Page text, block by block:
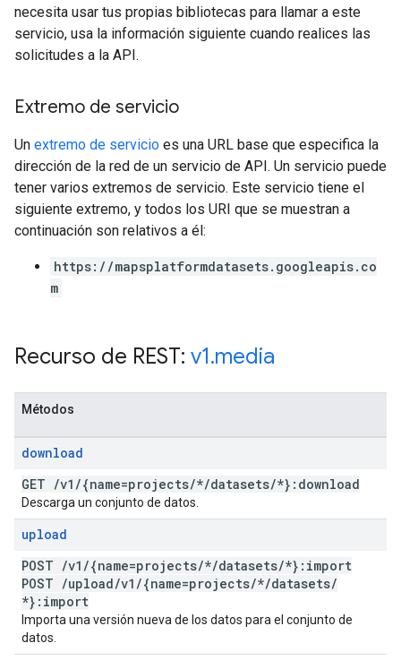
necesita usar tus propias bibliotecas para llamar a este
servicio, usa la información siguiente cuando realices las
solicitudes a la API.
Extremo de servicio
Un extremo de servicio es una URL base que especifica la
dirección de la red de un servicio de API. Un servicio puede
tener varios extremos de servicio. Este servicio tiene el
siguiente extremo, y todos los URI que se muestran a
continuación son relativos a él:
https://mapsplatformdatasets.googleapis.co
m
Recurso de REST: v1.media
Métodos
download
GET /v1 /{name=projects/*/datasets/*}:download
Descarga un conjunto de datos.
upload
POST /v1 /{name=projects/*/datasets/*}:import
POST /upload/v1 /{name=projects/*/datasets/
*}:import
Importa una versión nueva de los datos para el conjunto de
datos.